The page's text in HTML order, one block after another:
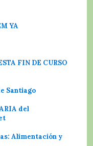
YA
FIN DE CURSO
Santiago
del
Alimentación y